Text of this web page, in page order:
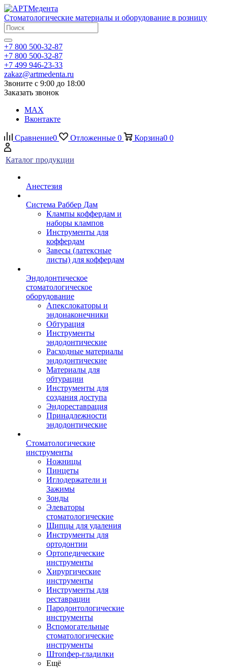
Стоматологические материалы и оборудование в розницу
+7 800 500-32-87
+7 800 500-32-87
+7 499 946-23-33
zakaz@artmedenta.ru
Звоните с 9:00 до 18:00
Заказать звонок
MAX
Вконтакте
Сравнение0 Отложенные 0 Корзина0 0
Каталог продукции
Анестезия
Система Раббер Дам
Клампы коффердам и
наборы клампов
Инструменты для
коффердам
Завесы (латексные
листы) для коффердам
Эндодонтическое
стоматологическое
оборудование
Апекслокаторы и
эндонаконечники
Обтурация
Инструменты
эндодонтические
Расходные материалы
эндодонтические
Материалы для
обтурации
Инструменты для
создания доступа
Эндореставрация
Принадлежности
эндодонтические
Стоматологические
инструменты
Ножницы
Пинцеты
Иглодержатели и
Зажимы
Зонды
Элеваторы
стоматологические
Щипцы для удаления
Инструменты для
ортодонтии
Ортопедические
инструменты
Хирургические
инструменты
Инструменты для
реставрации
Пародонтологические
инструменты
Вспомогательные
стоматологические
инструменты
Штопфер-гладилки
Ещё